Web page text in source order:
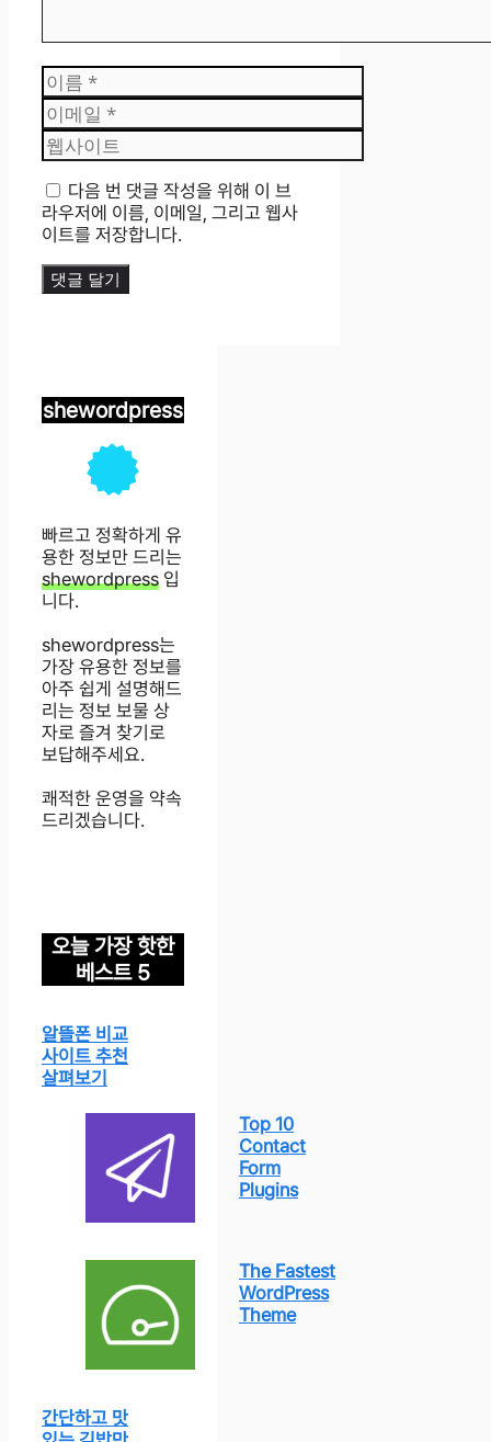
이
름
이
메
일
웹
사
이
트
다음 번 댓글 작성을 위해 이 브
라우저에 이름, 이메일, 그리고 웹사
이트를 저장합니다.
shewordpress
빠르고 정확하게 유
용한 정보만 드리는
shewordpress 입
니다.
shewordpress는
가장 유용한 정보를
아주 쉽게 설명해드
리는 정보 보물 상
자로 즐겨 찾기로
보답해주세요.
쾌적한 운영을 약속
드리겠습니다.
오늘 가장 핫한
베스트 5
알뜰폰 비교
사이트 추천
살펴보기
Top 10
Contact
Form
Plugins
The Fastest
WordPress
Theme
간단하고 맛